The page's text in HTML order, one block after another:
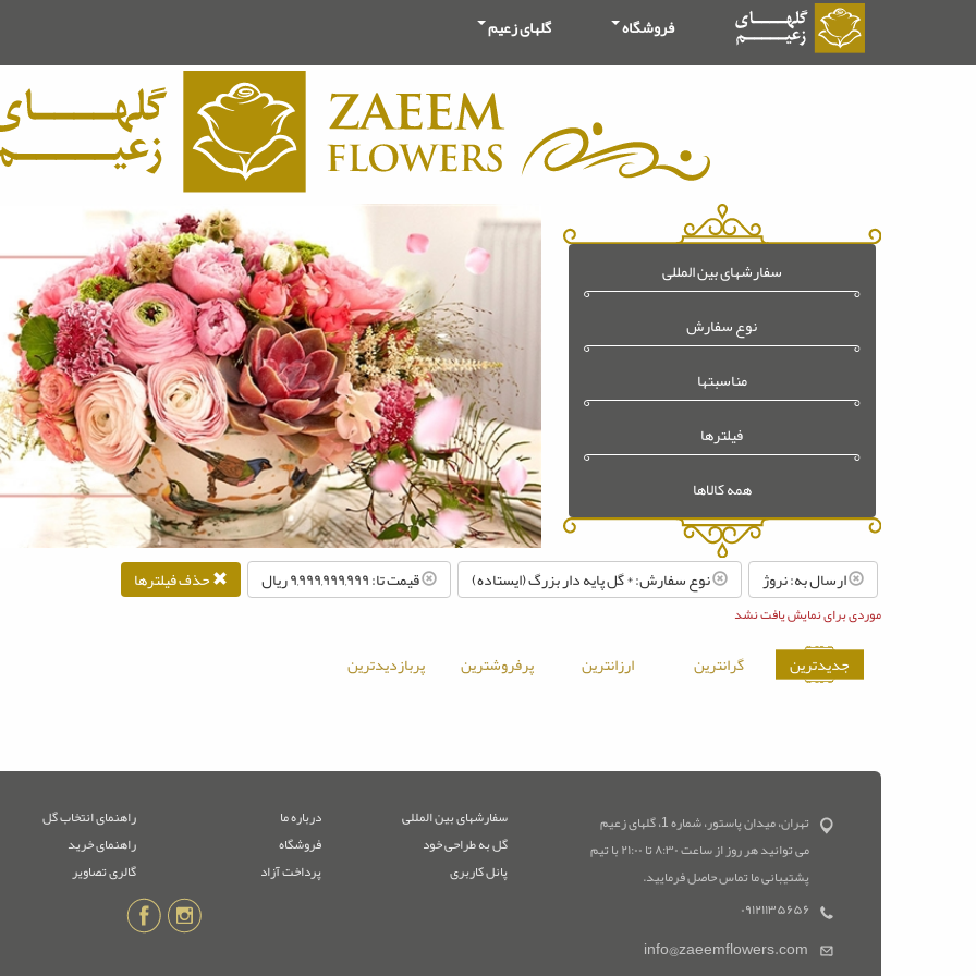
فروشگاه گلهای زعیم
سفارشهای بین المللی
نوع سفارش
مناسبتها
فیلترها
همه کالاها
ارسال به: نروژ نوع سفارش: * گل پایه دار بزرگ (ایستاده) قیمت تا: ۹,۹۹۹,۹۹۹,۹۹۹ ريال حذف فیلترها
موردی برای نمایش یافت نشد
جدیدترین گرانترین ارزانترین پرفروشترین پربازدیدترین
تهران، میدان پاستور، شماره 1، گلهای زعیم
می توانید هر روز از ساعت ۸:۳۰ تا ۲۱:۰۰ با تیم
پشتیبانی ما تماس حاصل فرمایید.
۰۹۱۲۱۱۳۵۶۵۶
info@zaeemflowers.com
سفارشهای بین المللی
گل به طراحی خود
پانل کاربری
درباره ما
فروشگاه
پرداخت آزاد
راهنمای انتخاب گل
راهنمای خرید
گالری تصاویر